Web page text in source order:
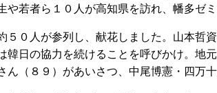
や若者ら１０人が高知県を訪れ、幡多ゼ
０人が参列し、献花しました。山本哲
韓日の協力を続けることを呼びかけ。地
ん（８９）があいさつ、中尾博憲・四万